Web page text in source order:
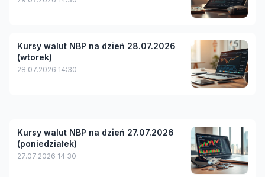
Kursy walut NBP na dzień 28.07.2026
(wtorek)
28.07.2026 14:30
Kursy walut NBP na dzień 27.07.2026
(poniedziałek)
27.07.2026 14:30